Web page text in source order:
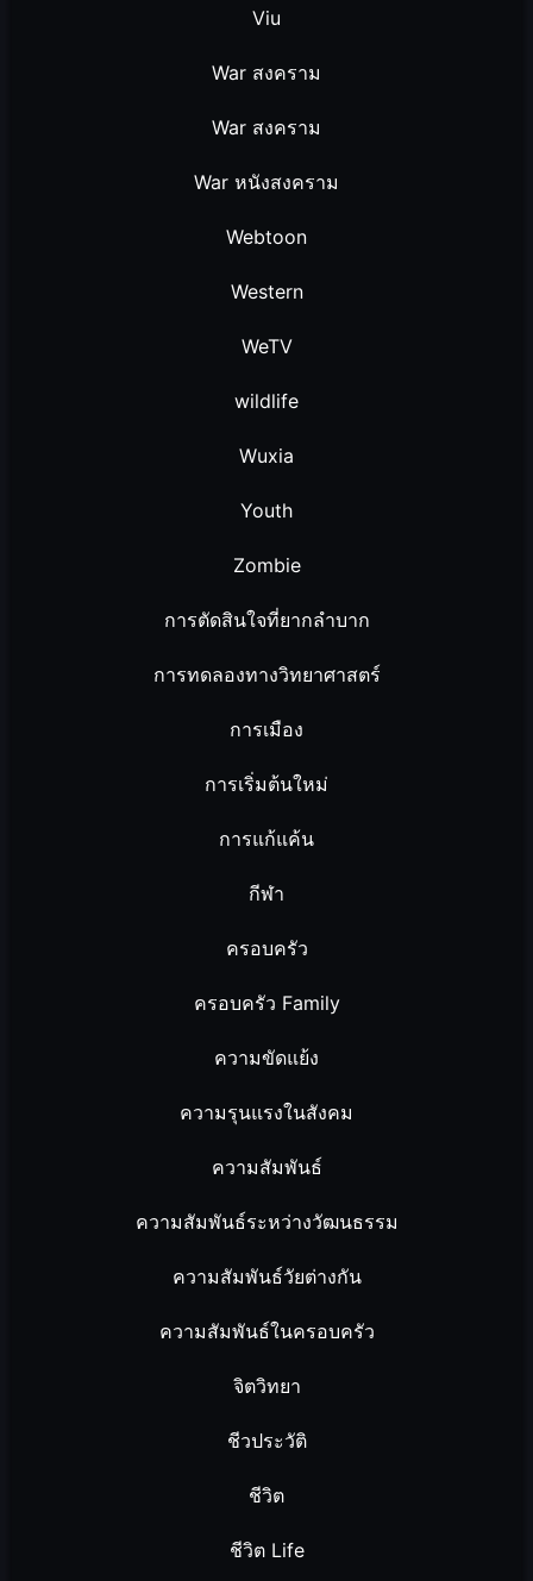
Viu
War สงคราม
War สงคราม
War หนังสงคราม
Webtoon
Western
WeTV
wildlife
Wuxia
Youth
Zombie
การตัดสินใจที่ยากลำบาก
การทดลองทางวิทยาศาสตร์
การเมือง
การเริ่มต้นใหม่
การแก้แค้น
กีฬา
ครอบครัว
ครอบครัว Family
ความขัดแย้ง
ความรุนแรงในสังคม
ความสัมพันธ์
ความสัมพันธ์ระหว่างวัฒนธรรม
ความสัมพันธ์วัยต่างกัน
ความสัมพันธ์ในครอบครัว
จิตวิทยา
ชีวประวัติ
ชีวิต
ชีวิต Life